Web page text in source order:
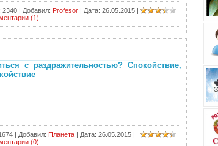
2340 | Добавил: Profesor| Дата: 26.05.2015 |
(1)
с раздражительностью? Спокойствие,
| Добавил: Планета | Дата: 26.05.2015 |
(0)